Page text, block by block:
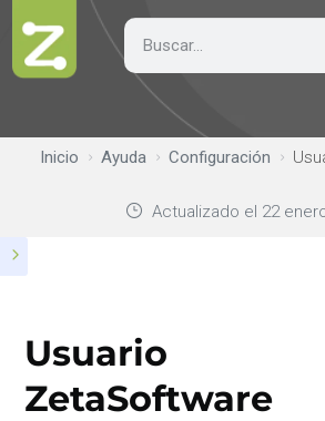
Inicio Ayuda Configuración
Actualizado el 22
Usuario
ZetaSoftware